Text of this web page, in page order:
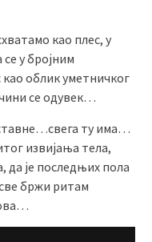
као плес, у
у бројним
облик уметничког
се одувек…
ту има…
извијања тела,
да је последњих пола
бржи ритам